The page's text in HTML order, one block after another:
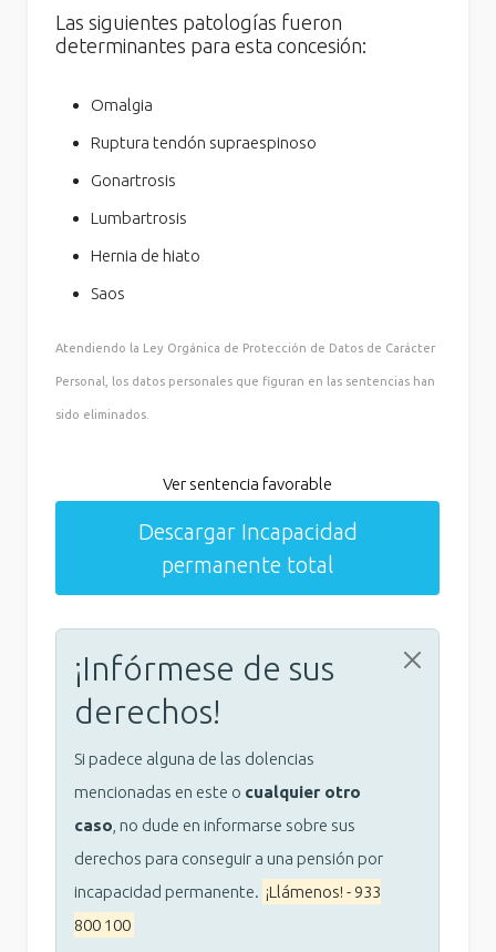
Las siguientes patologías fueron
determinantes para esta concesión:
Omalgia
Ruptura tendón supraespinoso
Gonartrosis
Lumbartrosis
Hernia de hiato
Saos
Atendiendo la Ley Orgánica de Protección de Datos de Carácter
Personal, los datos personales que figuran en las sentencias han
sido eliminados.
Ver sentencia favorable
Descargar Incapacidad
permanente total
¡Infórmese de sus
derechos!
Si padece alguna de las dolencias
mencionadas en este o cualquier otro
caso , no dude en informarse sobre sus
derechos para conseguir a una pensión por
incapacidad permanente. ¡Llámenos! - 933
800 100